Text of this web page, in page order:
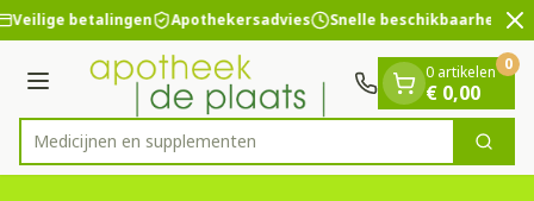
Ga naar de inhoud
2 van 2
Veilige betalingen Apothekersadvies Snelle beschikbaarheid
Menu
Product, merk, categorie...
Medicijne Zoek
0 artikelen
€ 0,00
0